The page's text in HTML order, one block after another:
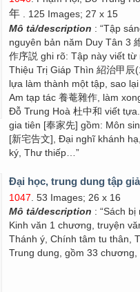
年 . 125 Images; 27 x 15
Mô tả/description : “Tập
nguyên bản năm Duy Tân 3
作序説 ghi rõ: Tập này viết
Thiệu Trị Giáp Thìn 紹治甲
lựa làm thành một tập, sao
Am tạp tác 養菴雜作, làm
Đỗ Trung Hoà 杜中和 viết
gia tiên [奉家先] gồm: Môn
[新宅告文], Đại nghĩ khánh
ký, Thư thiếp…”
Đại học, trung dung tập
1047 . 53 Images; 26 x 16
Mô tả/description : “Sách
Kinh văn 1 chương, truyện
Thánh ý, Chính tâm tu thân,
Trung dung, gồm 33